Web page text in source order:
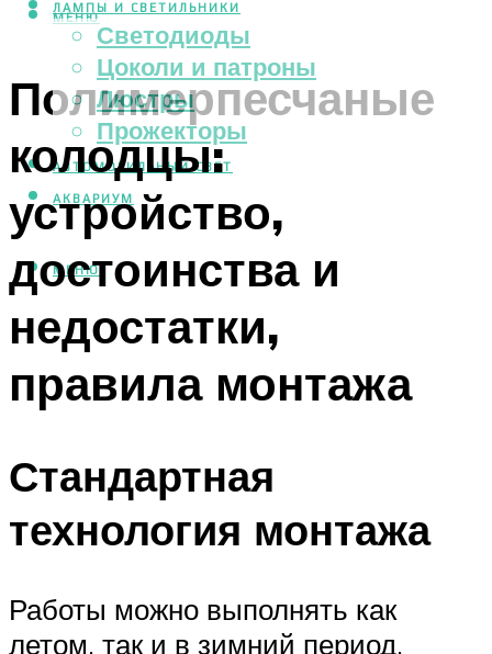
ЛАМПЫ И СВЕТИЛЬНИКИ
Светодиоды
Цоколи и патроны
Люстры
Прожекторы
АВТОМОБИЛЬНЫЙ СВЕТ
АКВАРИУМ
МЕНЮ
МЕНЮ
Полимерпесчаные
колодцы:
устройство,
достоинства и
недостатки,
правила монтажа
Стандартная
технология монтажа
Работы можно выполнять как
летом, так и в зимний период.